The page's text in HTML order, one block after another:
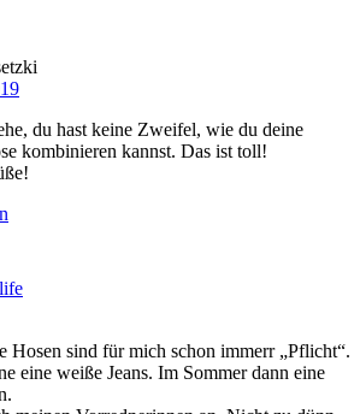
du hast keine Zweifel, wie du deine
kombinieren kannst. Das ist toll!
Hosen sind für mich schon immerr „Pflicht“.
eine weiße Jeans. Im Sommer dann eine